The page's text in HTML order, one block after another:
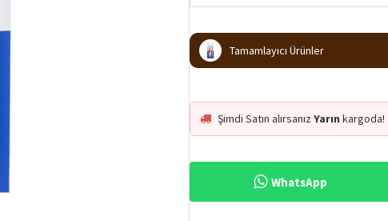
Tamamlayıcı Ürünler
Şimdi Satın alırsanızYarın kargoda!
WhatsApp